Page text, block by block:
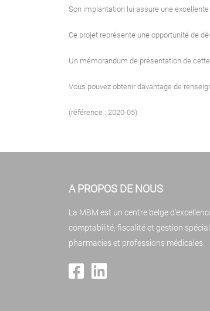
Son implantation lui assure une
Ce projet représente une opportunité de
Un mémorandum de présentation de
Vous pouvez obtenir davantage de
(référence : 2020-05)
A PROPOS DE NOUS
La MBM est un centre belge
comptabilité, fiscalité et gestion
pharmacies et professions médicales.